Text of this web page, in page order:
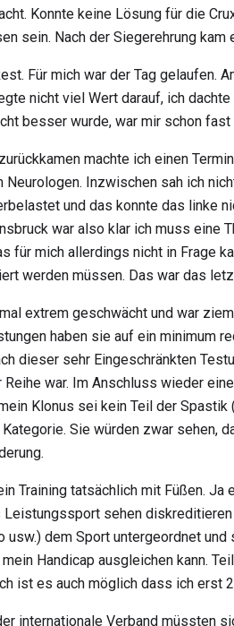
Konnte keine Lösung für die
sein. Nach der Siegerehrung
Für mich war der Tag gelaufen.
nicht viel Wert darauf, ich
besser wurde, war mir schon
machte ich einen
Neurologen. Inzwischen sah ich
und das konnte das linke
war also klar ich muss eine
für mich allerdings nicht in Frage
werden müssen. Das war das
extrem geschwächt und war
haben sie auf ein minimum
dieser sehr Eingeschränkten
war. Im Anschluss wieder
Klonus sei kein Teil der
Sie würden zwar sehen,
Training tatsächlich mit Füßen.
sehen diskreditieren
usw.) dem Sport untergeordnet
Handicap ausgleichen kann.
ist es auch möglich dass ich erst
internationale Verband müssten